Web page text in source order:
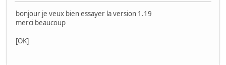
bonjour je veux bien essayer la version 1.19
merci beaucoup
[OK]